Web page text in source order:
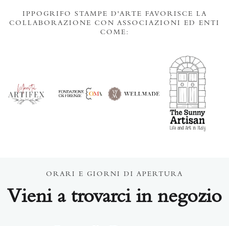
IPPOGRIFO STAMPE D'ARTE FAVORISCE LA
COLLABORAZIONE CON ASSOCIAZIONI ED ENTI
COME:
ORARI E GIORNI DI APERTURA
Vieni a trovarci in negozio